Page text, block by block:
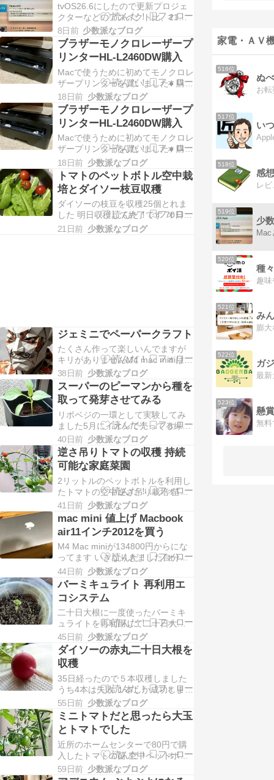
tvOS26.6にしたので更新プロジェ
クターなどのアスペクト比、21：9
に対応するようで着実に進化して
いるようですApple TV HD (第4世
代)｣以降が対応ということなので自
分の使っているAppleTV HDもまだ
まだ現役でいけそうですtvOS26.6
にアップデートしました…
8日前 少数派なブログ
ブラザーモノクロレーザープ
リンターHL-L2460DW購入
Macで使うために初めてモノクロレ
ザープリンターを買いました● 購入
のきっかけ・選んだ理由今までは
HP Officejet 100 Mobile を使ってい
ましたがさすがに古くて引退イン
クジェットはたまに使うとインク
固まってたりするスキャナーは持
ってるので必要ない → スキャン
ス…
18日前 少数派なブログ
ブラザーモノクロレーザープ
リンターHL-L2460DW購入
Macで使うために初めてモノクロレ
ザープリンターを買いました● 購入
のきっかけ・選んだ理由今までは
HP Officejet 100 Mobile を使ってい
ましたがさすがに古くて引退イン
クジェットはたまに使うとインク
固まってたりするスキャナーは持
ってるので必要ない → スキャン
ス…
18日前 少数派なブログ
トマトのペットボトル空中栽
培とダイソー枝豆収穫
ダイソーの枝豆を収穫25個とれま
した 明日収穫して終了です 70日程
度かかりました最終的に４株62個
取れました十分だと思っています
21日前 少数派なブログ
ジェミニでペーパークラフト
たくさん作って楽しいんでますが
キリがありませんM4 mac miniはAI
入門にはちょうどいいですそのう
ち動かしてみたくなりますね
Gemini AI活用 最強の教科書
Amazonリンク
38日前 少数派なブログ
スーパーのピーマンから種を
取って発芽させてみる
リボベジの一環として実験してみ
ました5月にイオンで売ってる緑の
ピーマンをプラカップに入れて赤
くなるまで窓際で熟成6月１日に種
を取り出しました 匂いが無臭なの
が不思議すぐにダイソーのバーミ
ュキュライトと軽いココピートの
２種類に蒔いて１週間後発芽バー
ミュキュライトの方は途中で枯れ
40日前 少数派なブログ
逆さ吊りトマトの収穫 持続
可能な家庭菜園
2リットルのペットボトルを利用し
たトマトの空中逆さ吊り栽培 苗か
ら始めて70日経ったところでやっ
と収穫できるようになりました写
真はミニトマトと間違えて育てた
ホーム桃太郎 鈴なりミニトマトか
も？と思って店に確認しにいきま
したが80円で売ってるのはこの種
類だけだしやっぱりホーム桃太
郎…
41日前 少数派なブログ
mac mini 値上げ Macbook
air11インチ2012を買う
M4 Mac miniが134800円からにな
ってます いきなりきました自分は
去年の4月にメモリ16B SSD
256GBを91000円で購入済み 便利
に使っています2020年発売のイン
テルMac miniからの買い替えで買
うタイミングは間違っていなかっ
たで、タイトル通り最近中…
44日前 少数派なブログ
バーミキュライト 再利用エ
コシステム
二十日大根に一度使ったバーミキ
ュライトを再利用して二十日大根
のエコサイクルシステムを考えま
したダイソーの排水ネットに収穫
後のバーミキュライトを入れて熱
湯で消毒そのままベランダで天日
干し１日で乾くのでザルで根っこ
などのゴミを取り除く二重にした
プラカップの一方に500円玉サイズ
の穴を…
45日前 少数派なブログ
ダイソーの赤丸二十日大根を
収穫
35日経ったので５本収穫しました
うち4本は失敗 １本しか成功しませ
んでした２重にしたクリアーカッ
プにバーミキュライト クリアーカ
ップには穴をあけ底面吸収させて
ました失敗した考えられる原因は
２本同時に育てた 日光が足りずに
まっすぐ伸びなかった 盛り土しな
かったなど 成功した1本は…
55日前 少数派なブログ
ミニトマトだと思ったら大玉
とトマトでした
近所のホームセンターで80円で購
入したトマトの苗 空中ペットボト
ル栽培で育てて２が月経ちました
たくさん実がなってうまくいって
59日前 少数派なブログ
家電・ＡＶ
516位
ぬ
517位
い
518位
感
519位
少
Mac
520位
種
521位
522位
523位
懸